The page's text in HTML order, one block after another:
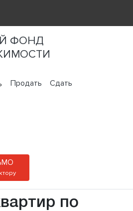
ФОНД
Продать
Сдать
по